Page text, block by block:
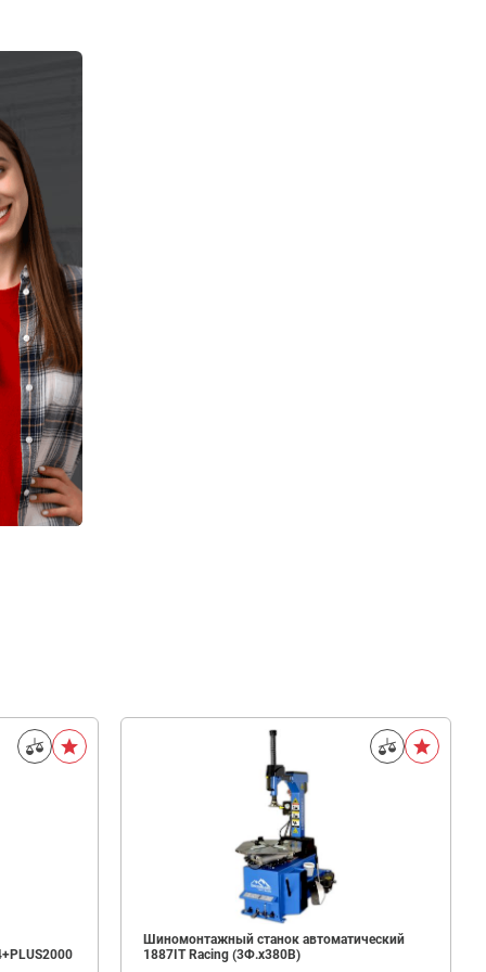
Шиномонтажный станок автоматический
1887IT Racing (3Ф.х380В)